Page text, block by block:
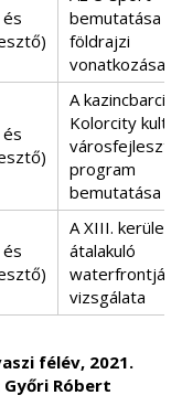
bemutatása
földrajzi
vonatkozásai
A
Kolorcity
program
bemutatása
A XIII. kerület
átalakuló
vizsgálata
félév, 2021.
Győri Róbert